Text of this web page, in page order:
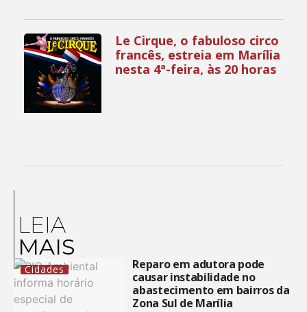
Le Cirque, o fabuloso circo
francês, estreia em Marília
nesta 4ª-feira, às 20 horas
LEIA
MAIS
Cidades
Reparo em adutora pode
causar instabilidade no
abastecimento em bairros da
Zona Sul de Marília